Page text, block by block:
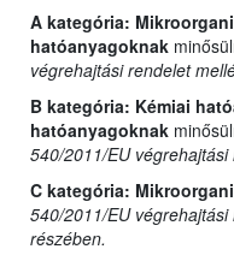
A kategória:
hatóanyagoknak
végrehajtási rendelet
B kategória: Kémiai
hatóanyagoknak
540/2011/EU
C kategória:
540/2011/EU
részében.